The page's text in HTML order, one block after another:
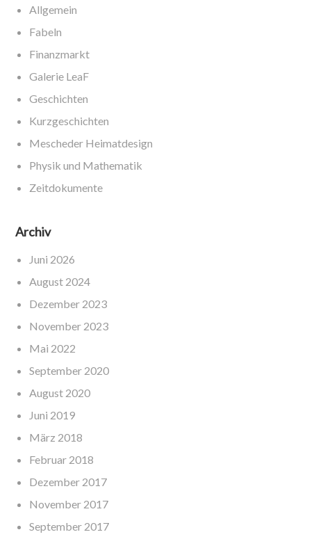
Allgemein
Fabeln
Finanzmarkt
Galerie LeaF
Geschichten
Kurzgeschichten
Mescheder Heimatdesign
Physik und Mathematik
Zeitdokumente
Archiv
Juni 2026
August 2024
Dezember 2023
November 2023
Mai 2022
September 2020
August 2020
Juni 2019
März 2018
Februar 2018
Dezember 2017
November 2017
September 2017